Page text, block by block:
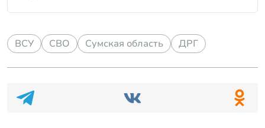
ВСУ СВО Сумская область ДРГ